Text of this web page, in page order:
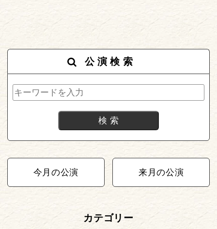
公演検索
今月の公演 来月の公演
カテゴリー